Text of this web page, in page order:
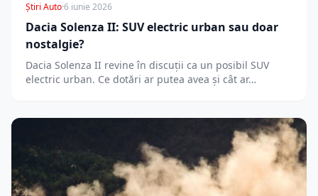
Știri Auto·6 iunie 2026
Dacia Solenza II: SUV electric urban sau doar
nostalgie?
Dacia Solenza II revine în discuții ca un posibil SUV
electric urban. Ce dotări ar putea avea și cât ar…